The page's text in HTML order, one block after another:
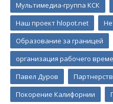
Мультимедиа-группа КСК
Наш проект hlopot.net
Образование за границей
организация рабочего
Павел Дуров
Покорение Калифорнии